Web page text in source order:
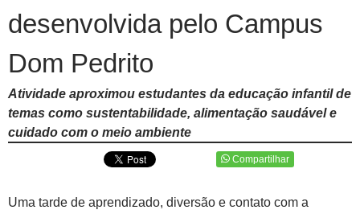
desenvolvida pelo Campus
Dom Pedrito
Atividade aproximou estudantes da educação infantil de
temas como sustentabilidade, alimentação saudável e
cuidado com o meio ambiente
Compartilhar
Uma tarde de aprendizado, diversão e contato com a